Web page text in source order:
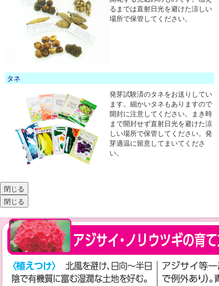
るまでは直射日光を避けた涼しい
場所で保管してください。
タネ
発芽試験済のタネをお送りしてい
ます。細かいタネもありますので
開封に注意してください。まき時
まで開封せず直射日光を避けた涼
しい場所で保管してください。発
芽適温に留意してまいてくださ
い。
閉じる
閉じる